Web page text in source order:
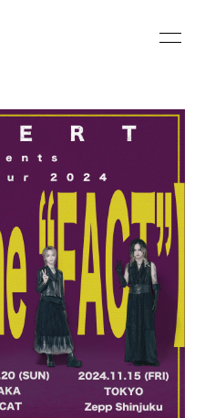
BIOGRAPHY
DISCOGRAPHY
FC-MOVIE
STORE
ひまわり会
ENGLISH